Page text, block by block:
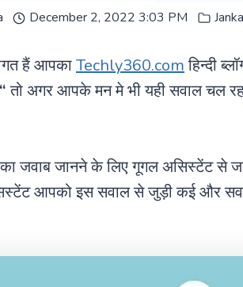
December 2, 2022 3:03 PM
हैं आपकाTechly360.comहिन्दी
“तो अगर आपके मन मे भी यही सवाल चल
जवाब जानने के लिए गूगल असिस्टेंट से
आपको इस सवाल से जुड़ी कई और